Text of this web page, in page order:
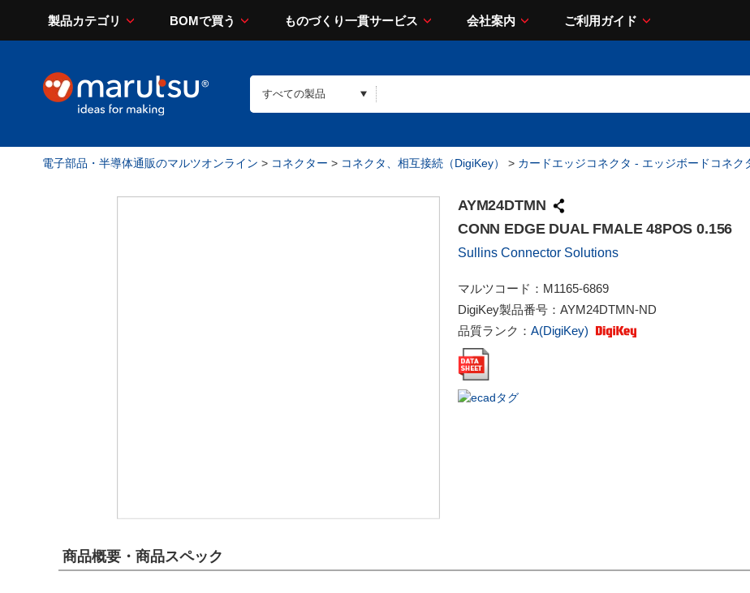
製品カテゴリ BOMで買う ものづくり一貫サービス 会社案内 ご利用ガイド
電子部品・半導体通販のマルツオンライン > コネクター > コネクタ、相互接続（DigiKey） > カードエッジコネクタ - エッジボードコネク
AYM24DTMN
CONN EDGE DUAL FMALE 48POS 0.156
Sullins Connector Solutions
マルツコード： M1165-6869
DigiKey製品番号： AYM24DTMN-ND
品質ランク： A(DigiKey)
商品概要・商品スペック